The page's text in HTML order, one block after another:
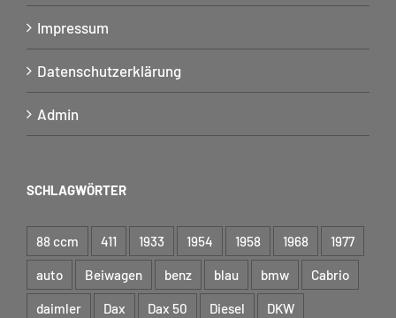
Impressum
Datenschutzerklärung
Admin
SCHLAGWÖRTER
88 ccm 411 1933 1954 1958 1968 1977
auto Beiwagen benz blau bmw Cabrio
daimler Dax Dax 50 Diesel DKW